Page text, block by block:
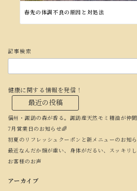
春先の体調不良の原因と対処法
記事検索
健康に関する情報を発信！
最近の投稿
信州・諏訪の森が香る。諏訪産天然モミ精油が仲
7月営業日のお知らせ🌈
初夏のリフレッシュクーポンと新メニューのお知
最近なんだか頭が重い、身体がだるい、スッキリ
お客様のお声
アーカイブ